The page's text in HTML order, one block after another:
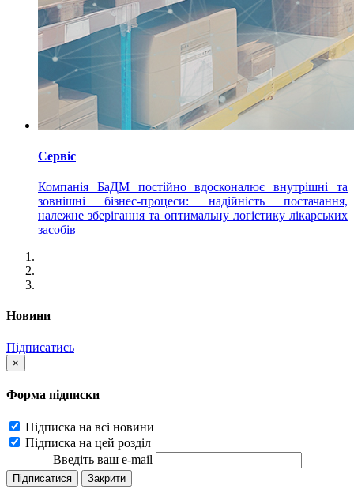
Сервіс
Компанія БаДМ постійно вдосконалює внутрішні та
зовнішні бізнес-процеси: надійність постачання,
належне зберігання та оптимальну логістику лікарських
засобів
Новини
Підписатись
×
Форма підписки
Підписка на всі новини
Підписка на цей розділ
Введіть ваш e-mail
Підписатися Закрити